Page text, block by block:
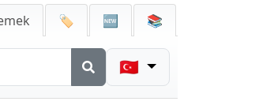
🏷️ 🆕 📚
🇹🇷